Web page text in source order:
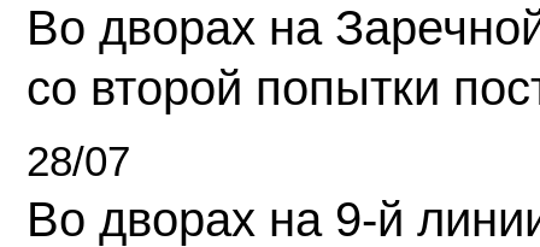
Во дворах на
со второй попытки
28/07
Во дворах на 9-й